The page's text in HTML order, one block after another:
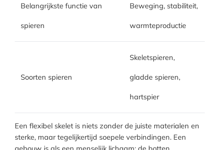
Belangrijkste functie van
spieren
Beweging, stabiliteit,
warmteproductie
Soorten spieren
Skeletspieren,
gladde spieren,
hartspier
Een flexibel skelet is niets zonder de juiste materialen en
sterke, maar tegelijkertijd soepele verbindingen. Een